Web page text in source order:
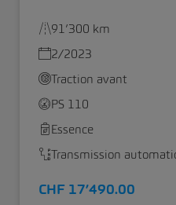
91’300 km
2/2023
Traction avant
PS 110
Essence
Transmission
CHF 17’490.00